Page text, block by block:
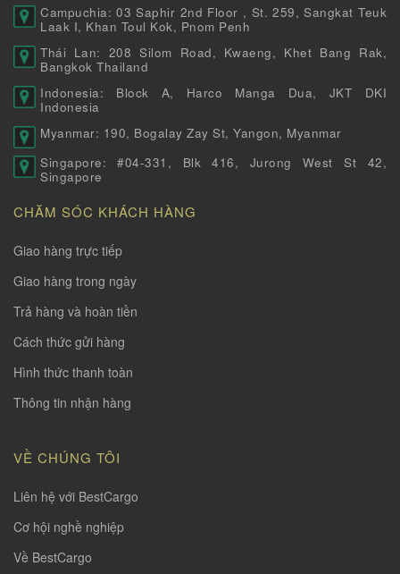
Campuchia: 03 Saphir 2nd Floor , St. 259, Sangkat Teuk
Laak I, Khan Toul Kok, Pnom Penh
Thái Lan: 208 Silom Road, Kwaeng, Khet Bang Rak,
Bangkok Thailand
Indonesia: Block A, Harco Manga Dua, JKT DKI
Indonesia
Myanmar: 190, Bogalay Zay St, Yangon, Myanmar
Singapore: #04-331, Blk 416, Jurong West St 42,
Singapore
CHĂM SÓC KHÁCH HÀNG
Giao hàng trực tiếp
Giao hàng trong ngày
Trả hàng và hoàn tiền
Cách thức gửi hàng
Hình thức thanh toàn
Thông tin nhận hàng
VỀ CHÚNG TÔI
Liên hệ với BestCargo
Cơ hội nghề nghiệp
Về BestCargo